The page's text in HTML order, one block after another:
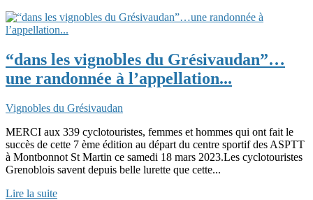
“dans les vignobles du Grésivaudan”…
une randonnée à l’appellation...
Vignobles du Grésivaudan
MERCI aux 339 cyclotouristes, femmes et hommes qui ont fait le
succès de cette 7 ème édition au départ du centre sportif des ASPTT
à Montbonnot St Martin ce samedi 18 mars 2023.Les cyclotouristes
Grenoblois savent depuis belle lurette que cette...
Lire la suite